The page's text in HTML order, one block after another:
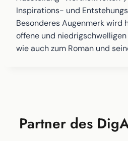
Inspirations- und
Besonderes Augenmerk wird
offene und
wie auch zum Roman und
Partner des